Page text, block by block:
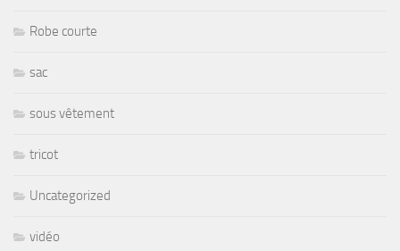
Robe courte
sac
sous vêtement
tricot
Uncategorized
vidéo